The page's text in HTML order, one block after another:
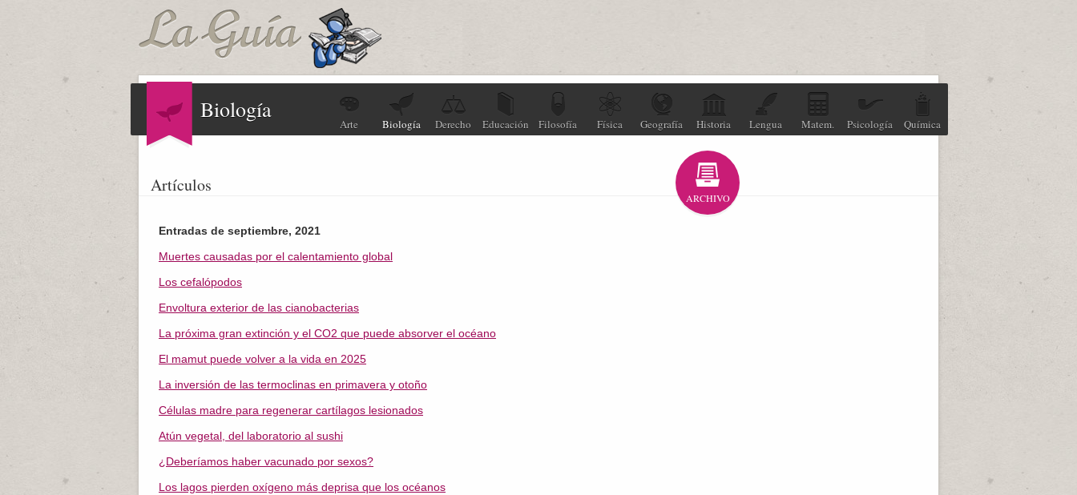
Biología
Arte Biología Derecho Educación Filosofía Física Geografía Historia Lengua Matem. Psicología Química
Artículos
ARCHIVO
Entradas de septiembre, 2021
Muertes causadas por el calentamiento global
Los cefalópodos
Envoltura exterior de las cianobacterias
La próxima gran extinción y el CO2 que puede absorver el océano
El mamut puede volver a la vida en 2025
La inversión de las termoclinas en primavera y otoño
Células madre para regenerar cartílagos lesionados
Atún vegetal, del laboratorio al sushi
¿Deberíamos haber vacunado por sexos?
Los lagos pierden oxígeno más deprisa que los océanos